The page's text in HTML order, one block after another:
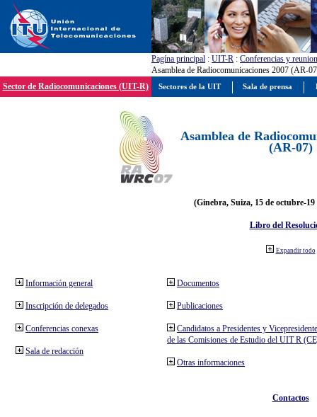
Pagína principal : UIT-R : Conferencias y
Asamblea de Radiocomunicaciones 2007 (AR-
Sector de Radiocomunicaciones (UIT-R)
Asamblea de
(AR-07)
(Ginebra, Suiza, 15 de octubre-19
Libro del
Expandir todo
Información general
Inscripción de delegados
Conferencias conexas
Sala de redacción
Documentos
Publicaciones
Candidatos a Presidentes y
de las Comisiones de Estudio del UIT R
Otras informaciones
Contactos
Sectores de la UIT Sala de prensa